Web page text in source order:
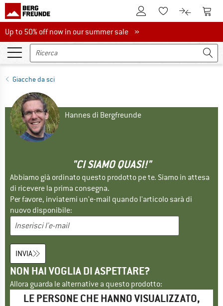
Al conto clienteAlla lista
Al Al
Up to 50% off now in our summer sale
Up to 50% off now in our summer sale »
Giacche da sci
Hannes di Bergfreunde
"CI SIAMO QUASI!"
Abbiamo già ordinato questo prodotto pe te. Siamo in attesa
di ricevere la prima consegna.
Per favore, inviatemi un'e-mail quando l'articolo sarà di
nuovo disponibile:
INVIA
NON HAI VOGLIA DI ASPETTARE?
Allora guarda le alternative a questo prodotto:
LE PERSONE CHE HANNO VISUALIZZATO,